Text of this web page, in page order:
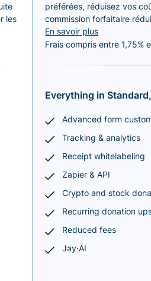
les
préférées, réduisez vos
commission forfaitaire
En savoir plus
Frais compris entre 1,75%
Everything in
Advanced form
Tracking & analytics
Receipt whitelabeling
Zapier & API
Crypto and stock
Recurring donation
Reduced fees
Jay·AI